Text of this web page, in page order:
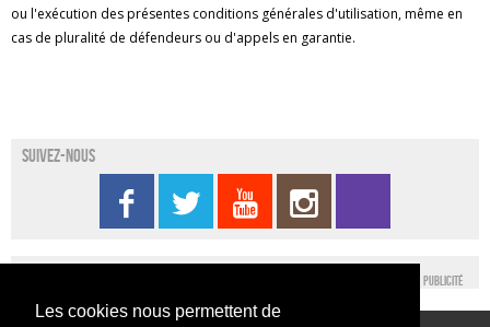
Les cookies nous permettent de
ou l'exécution des présentes conditions générales d'utilisation, même en
cas de pluralité de défendeurs ou d'appels en garantie.
Suivez-nous
Publicité